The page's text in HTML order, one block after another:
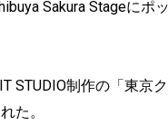
Sakura Stageにポ
STUDIO制作の「東京
た。